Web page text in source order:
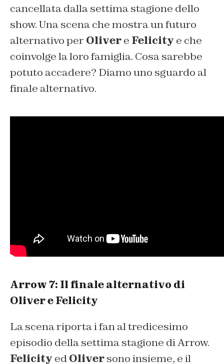
cancellata dalla settima stagione dello
show. Una scena che mostra un futuro
alternativo per Olivere Felicity e che
coinvolge la loro famiglia. Cosa sarebbe
potuto accadere? Diamo uno sguardo al
finale alternativo.
Arrow 7: Il finale alternativo di
Oliver e Felicity
La scena riporta i fan al tredicesimo
episodio della settima stagione di Arrow.
Felicity edOliversono insieme, e il